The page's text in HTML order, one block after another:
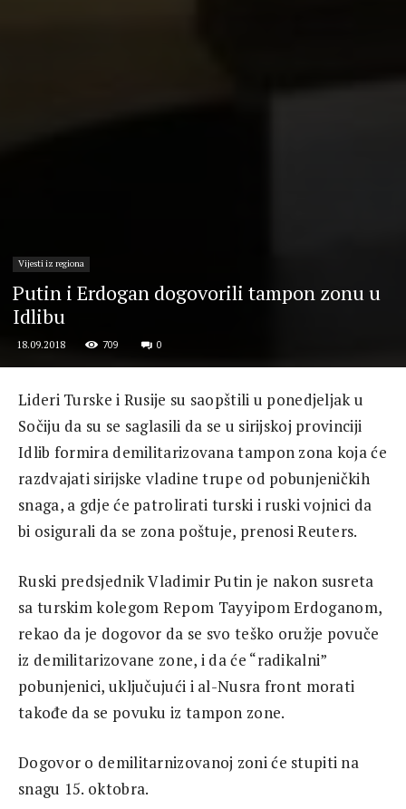
Vijesti iz regiona
Putin i Erdogan dogovorili tampon zonu u
Idlibu
18.09.2018 709 0
Lideri Turske i Rusije su saopštili u ponedjeljak u
Sočiju da su se saglasili da se u sirijskoj provinciji
Idlib formira demilitarizovana tampon zona koja će
razdvajati sirijske vladine trupe od pobunjeničkih
snaga, a gdje će patrolirati turski i ruski vojnici da
bi osigurali da se zona poštuje, prenosi Reuters.
Ruski predsjednik Vladimir Putin je nakon susreta
sa turskim kolegom Repom Tayyipom Erdoganom,
rekao da je dogovor da se svo teško oružje povuče
iz demilitarizovane zone, i da će “radikalni”
pobunjenici, uključujući i al-Nusra front morati
takođe da se povuku iz tampon zone.
Dogovor o demilitarnizovanoj zoni će stupiti na
snagu 15. oktobra.